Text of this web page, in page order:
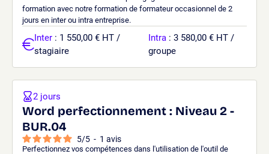
formation avec notre formation de formateur occasionnel de 2
jours en inter ou intra entreprise.
Inter : 1 550,00 € HT /
stagiaire
Intra : 3 580,00 € HT /
groupe
Word perfectionnement : Niveau 2 -
BUR.04
5/5 - 1 avis
Perfectionnez vos compétences dans l'utilisation de l'outil de
2 jours